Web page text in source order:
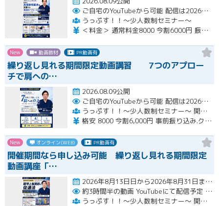
ご自宅のYouTubeから可能 配信は2026年9月14日から9月30日まで見放題
うっぷす！！〜少人数制セミナー〜
＜料金＞ 通常料金8000 今割6000円 振り込み、クレジット可能
New 動画教材 PR動画有
繰り返し見れる期間限定動画講習 7つのアプロー
チで肩への…
2026.08.09公開
ご自宅のYouTubeから可能 配信は2026年9月14日から9月30日まで見放題
うっぷす！！〜少人数制セミナー〜 開催日期間内ならいつでも申し込み可能
格安 8000 今割6,000円 事前振り込み.クレジット可能
New オンライン(WEB) PR動画有
開催期間なら申し込み可能 繰り返し見れる期間限定
動画講座「…
2026年8月13日日から2026年8月31日まで見放題 開催前日までにYouTubeアドレスお伝えします開催
約3時間半の動画 YouTubeにて配信予定
うっぷす！！〜少人数制セミナー〜 開催期間内ならいつでも申し込み可能